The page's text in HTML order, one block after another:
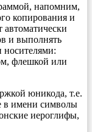
напомним,
копирования и
автоматически
и выполнять
флешкой или
юникода, т.е.
в имени символы
иероглифы,